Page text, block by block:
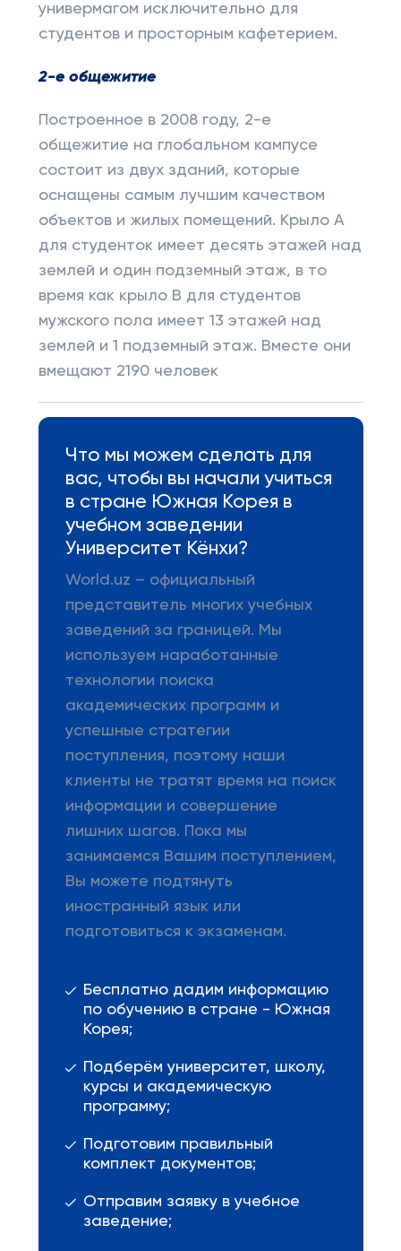
универмагом исключительно для
студентов и просторным кафетерием.
2-е общежитие
Построенное в 2008 году, 2-е
общежитие на глобальном кампусе
состоит из двух зданий, которые
оснащены самым лучшим качеством
объектов и жилых помещений. Крыло A
для студенток имеет десять этажей над
землей и один подземный этаж, в то
время как крыло B для студентов
мужского пола имеет 13 этажей над
землей и 1 подземный этаж. Вместе они
вмещают 2190 человек
Что мы можем сделать для
вас, чтобы вы начали учиться
в стране Южная Корея в
учебном заведении
Университет Кёнхи?
World.uz – официальный
представитель многих учебных
заведений за границей. Мы
используем наработанные
технологии поиска
академических программ и
успешные стратегии
поступления, поэтому наши
клиенты не тратят время на поиск
информации и совершение
лишних шагов. Пока мы
занимаемся Вашим поступлением,
Вы можете подтянуть
иностранный язык или
подготовиться к экзаменам.
Бесплатно дадим информацию
по обучению в стране - Южная
Корея;
Подберём университет, школу,
курсы и академическую
программу;
Подготовим правильный
комплект документов;
Отправим заявку в учебное
заведение;